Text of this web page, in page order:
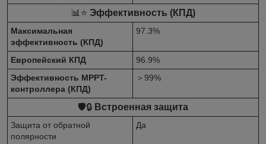
📊⭐ Эффективность (КПД)
Максимальная
эффективность (КПД)
97.3%
Европейский КПД
96.9%
Эффективность MPPT-
контроллера (КПД)
＞99%
🛡️🔒 Встроенная защита
Защита от обратной
полярности
Да